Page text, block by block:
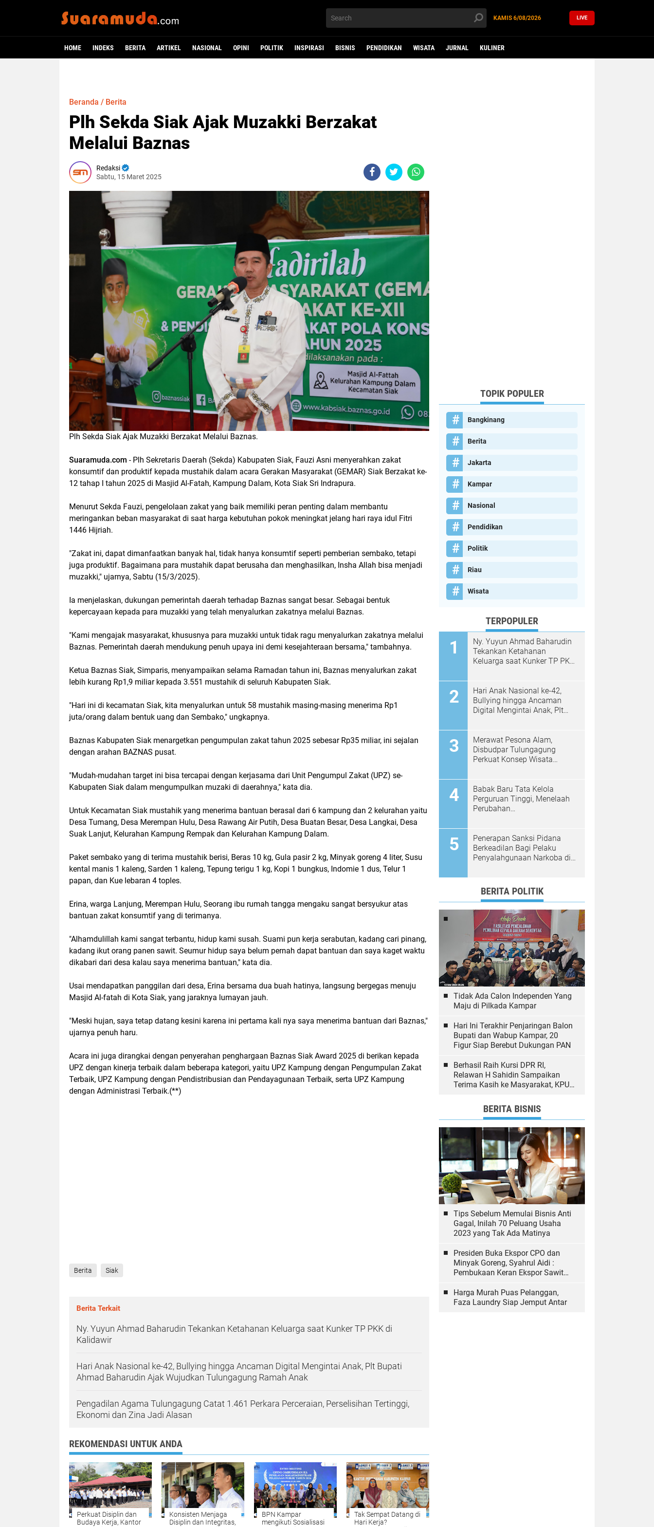
KAMIS 6/08/2026 LIVE
HOME INDEKS BERITA ARTIKEL NASIONAL OPINI POLITIK INSPIRASI BISNIS PENDIDIKAN WISATA JURNAL KULINER
Beranda / Berita
Plh Sekda Siak Ajak Muzakki Berzakat
Melalui Baznas
Redaksi
Sabtu, 15 Maret 2025
Plh Sekda Siak Ajak Muzakki Berzakat Melalui Baznas.
Suaramuda.com - Plh Sekretaris Daerah (Sekda) Kabupaten Siak, Fauzi Asni menyerahkan zakat
konsumtif dan produktif kepada mustahik dalam acara Gerakan Masyarakat (GEMAR) Siak Berzakat ke-
12 tahap I tahun 2025 di Masjid Al-Fatah, Kampung Dalam, Kota Siak Sri Indrapura.
Menurut Sekda Fauzi, pengelolaan zakat yang baik memiliki peran penting dalam membantu
meringankan beban masyarakat di saat harga kebutuhan pokok meningkat jelang hari raya idul Fitri
1446 Hijriah.
"Zakat ini, dapat dimanfaatkan banyak hal, tidak hanya konsumtif seperti pemberian sembako, tetapi
juga produktif. Bagaimana para mustahik dapat berusaha dan menghasilkan, Insha Allah bisa menjadi
muzakki," ujarnya, Sabtu (15/3/2025).
Ia menjelaskan, dukungan pemerintah daerah terhadap Baznas sangat besar. Sebagai bentuk
kepercayaan kepada para muzakki yang telah menyalurkan zakatnya melalui Baznas.
"Kami mengajak masyarakat, khususnya para muzakki untuk tidak ragu menyalurkan zakatnya melalui
Baznas. Pemerintah daerah mendukung penuh upaya ini demi kesejahteraan bersama," tambahnya.
Ketua Baznas Siak, Simparis, menyampaikan selama Ramadan tahun ini, Baznas menyalurkan zakat
lebih kurang Rp1,9 miliar kepada 3.551 mustahik di seluruh Kabupaten Siak.
"Hari ini di kecamatan Siak, kita menyalurkan untuk 58 mustahik masing-masing menerima Rp1
juta/orang dalam bentuk uang dan Sembako," ungkapnya.
Baznas Kabupaten Siak menargetkan pengumpulan zakat tahun 2025 sebesar Rp35 miliar, ini sejalan
dengan arahan BAZNAS pusat.
"Mudah-mudahan target ini bisa tercapai dengan kerjasama dari Unit Pengumpul Zakat (UPZ) se-
Kabupaten Siak dalam mengumpulkan muzaki di daerahnya," kata dia.
Untuk Kecamatan Siak mustahik yang menerima bantuan berasal dari 6 kampung dan 2 kelurahan yaitu
Desa Tumang, Desa Merempan Hulu, Desa Rawang Air Putih, Desa Buatan Besar, Desa Langkai, Desa
Suak Lanjut, Kelurahan Kampung Rempak dan Kelurahan Kampung Dalam.
Paket sembako yang di terima mustahik berisi, Beras 10 kg, Gula pasir 2 kg, Minyak goreng 4 liter, Susu
kental manis 1 kaleng, Sarden 1 kaleng, Tepung terigu 1 kg, Kopi 1 bungkus, Indomie 1 dus, Telur 1
papan, dan Kue lebaran 4 toples.
Erina, warga Lanjung, Merempan Hulu, Seorang ibu rumah tangga mengaku sangat bersyukur atas
bantuan zakat konsumtif yang di terimanya.
"Alhamdulillah kami sangat terbantu, hidup kami susah. Suami pun kerja serabutan, kadang cari pinang,
kadang ikut orang panen sawit. Seumur hidup saya belum pernah dapat bantuan dan saya kaget waktu
dikabari dari desa kalau saya menerima bantuan," kata dia.
Usai mendapatkan panggilan dari desa, Erina bersama dua buah hatinya, langsung bergegas menuju
Masjid Al-fatah di Kota Siak, yang jaraknya lumayan jauh.
"Meski hujan, saya tetap datang kesini karena ini pertama kali nya saya menerima bantuan dari Baznas,"
ujarnya penuh haru.
Acara ini juga dirangkai dengan penyerahan penghargaan Baznas Siak Award 2025 di berikan kepada
UPZ dengan kinerja terbaik dalam beberapa kategori, yaitu UPZ Kampung dengan Pengumpulan Zakat
Terbaik, UPZ Kampung dengan Pendistribusian dan Pendayagunaan Terbaik, serta UPZ Kampung
dengan Administrasi Terbaik.(**)
Berita Siak
Berita Terkait
Ny. Yuyun Ahmad Baharudin Tekankan Ketahanan Keluarga saat Kunker TP PKK di
Kalidawir
Hari Anak Nasional ke-42, Bullying hingga Ancaman Digital Mengintai Anak, Plt Bupati
Ahmad Baharudin Ajak Wujudkan Tulungagung Ramah Anak
Pengadilan Agama Tulungagung Catat 1.461 Perkara Perceraian, Perselisihan Tertinggi,
Ekonomi dan Zina Jadi Alasan
REKOMENDASI UNTUK ANDA
Perkuat Disiplin dan
Budaya Kerja, Kantor
Konsisten Menjaga
Disiplin dan Integritas,
BPN Kampar
mengikuti Sosialisasi
Tak Sempat Datang di
Hari Kerja?
TOPIK POPULER
Bangkinang
Berita
Jakarta
Kampar
Nasional
Pendidikan
Politik
Riau
Wisata
TERPOPULER
Ny. Yuyun Ahmad Baharudin
Tekankan Ketahanan
Keluarga saat Kunker TP PKK
Hari Anak Nasional ke-42,
Bullying hingga Ancaman
Digital Mengintai Anak, Plt
Ramah Anak
Merawat Pesona Alam,
Disbudpar Tulungagung
Perkuat Konsep Wisata
Babak Baru Tata Kelola
Perguruan Tinggi, Menelaah
Perubahan
Penerapan Sanksi Pidana
Berkeadilan Bagi Pelaku
Penyalahgunaan Narkoba di
BERITA POLITIK
Tidak Ada Calon Independen Yang
Maju di Pilkada Kampar
Hari Ini Terakhir Penjaringan Balon
Bupati dan Wabup Kampar, 20
Figur Siap Berebut Dukungan PAN
Berhasil Raih Kursi DPR RI,
Relawan H Sahidin Sampaikan
Terima Kasih ke Masyarakat, KPU
BERITA BISNIS
Tips Sebelum Memulai Bisnis Anti
Gagal, Inilah 70 Peluang Usaha
2023 yang Tak Ada Matinya
Presiden Buka Ekspor CPO dan
Minyak Goreng, Syahrul Aidi :
Pembukaan Keran Ekspor Sawit
Harga Murah Puas Pelanggan,
Faza Laundry Siap Jemput Antar